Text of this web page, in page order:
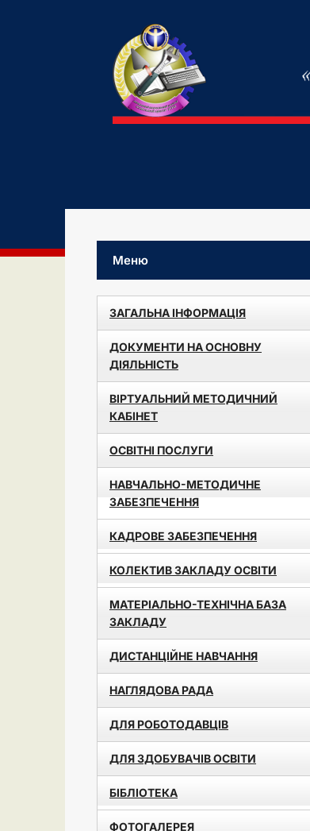
Меню
ЗАГАЛЬНА ІНФОРМАЦІЯ
ДОКУМЕНТИ НА ОСНОВНУ
ДІЯЛЬНІСТЬ
ВІРТУАЛЬНИЙ МЕТОДИЧНИЙ
КАБІНЕТ
ОСВІТНІ ПОСЛУГИ
НАВЧАЛЬНО-МЕТОДИЧНЕ
ЗАБЕЗПЕЧЕННЯ
КАДРОВЕ ЗАБЕЗПЕЧЕННЯ
КОЛЕКТИВ ЗАКЛАДУ ОСВІТИ
МАТЕРІАЛЬНО-ТЕХНІЧНА БАЗА
ЗАКЛАДУ
ДИСТАНЦІЙНЕ НАВЧАННЯ
НАГЛЯДОВА РАДА
ДЛЯ РОБОТОДАВЦІВ
ДЛЯ ЗДОБУВАЧІВ ОСВІТИ
БІБЛІОТЕКА
ФОТОГАЛЕРЕЯ